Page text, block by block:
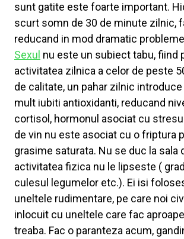
sunt gatite este foarte important.
scurt somn de 30 de minute zilnic,
reducand in mod dramatic
Sexul nu este un subiect tabu, fiind
activitatea zilnica a celor de peste
de calitate, un pahar zilnic
mult iubiti antioxidanti, reducand
cortisol, hormonul asociat cu
de vin nu este asociat cu o friptura
grasime saturata. Nu se duc la sala
activitatea fizica nu le lipseste (
culesul legumelor etc.). Ei isi
uneltele rudimentare, pe care noi
inlocuit cu uneltele care fac
treaba. Fac o paranteza acum,